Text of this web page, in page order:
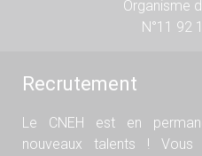
Organisme
N°11 92
Recrutement
Le CNEH est en
nouveaux talents !